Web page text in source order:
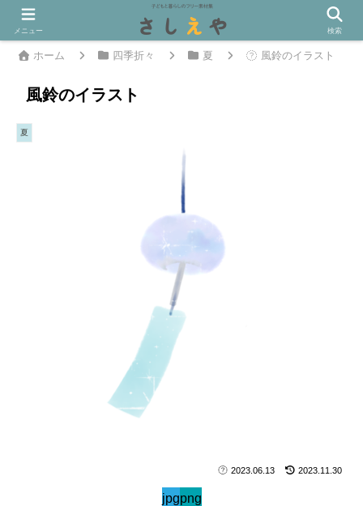
ホーム 四季折々 夏 風鈴のイラスト
風鈴のイラスト
夏
2023.06.13 2023.11.30
jpgpng
メニュー 検索